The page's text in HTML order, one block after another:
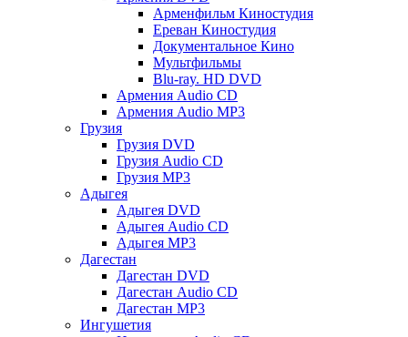
Арменфильм Киностудия
Ереван Киностудия
Документальное Кино
Мультфильмы
Blu-ray. HD DVD
Армения Audio CD
Армения Audio MP3
Грузия
Грузия DVD
Грузия Audio CD
Грузия MP3
Адыгея
Адыгея DVD
Адыгея Audio CD
Адыгея MP3
Дагестан
Дагестан DVD
Дагестан Audio CD
Дагестан MP3
Ингушетия